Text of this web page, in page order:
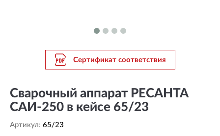
Сертификат соответствия
Сварочный аппарат РЕСАНТА
САИ-250 в кейсе 65/23
Артикул: 65/23